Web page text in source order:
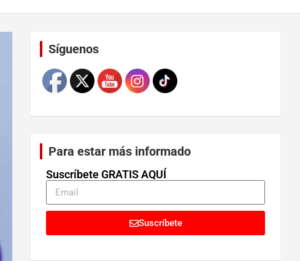
SíguenosSet Youtube Channel ID
Para estar más informado
Suscríbete GRATIS AQUÍ
Suscríbete